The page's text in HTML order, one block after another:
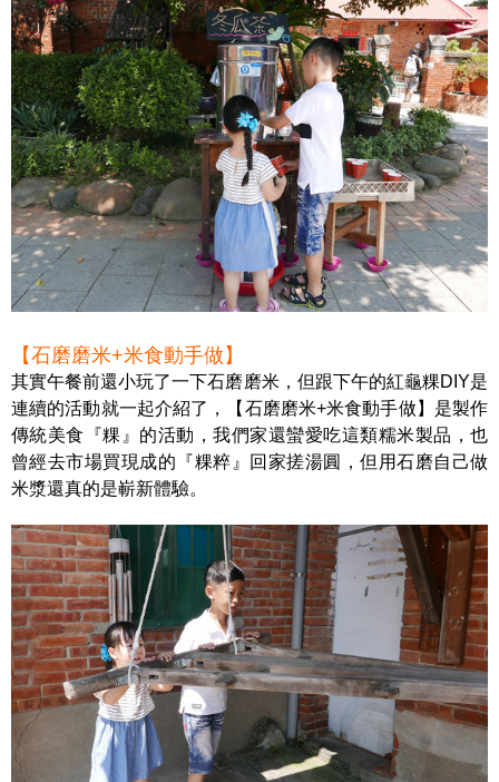
【石磨磨米+米食動手做】
其實午餐前還小玩了一下石磨磨米，但跟下午的紅龜粿DIY是
連續的活動就一起介紹了，【石磨磨米+米食動手做】是製作
傳統美食『粿』的活動，我們家還蠻愛吃這類糯米製品，也
曾經去市場買現成的『粿粹』回家搓湯圓，但用石磨自己做
米漿還真的是嶄新體驗。